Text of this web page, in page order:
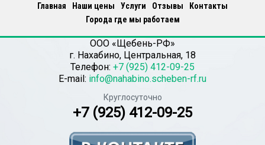
Главная Наши цены Услуги Отзывы
Контакты
Города где мы работаем
ООО «Щебень-РФ»
г. Нахабино, Центральная, 18
Телефон: +7 (925) 412-09-25
E-mail: info@nahabino.scheben-rf.ru
Круглосуточно
+7 (925) 412-09-25